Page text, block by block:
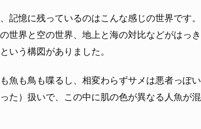
記憶に残っているのはこんな感じの世界です。
世界と空の世界、地上と海の対比などがはっき
いう構図がありました。
魚も鳥も喋るし、相変わらずサメは悪者っぽい
た）扱いで、この中に肌の色が異なる人魚が混